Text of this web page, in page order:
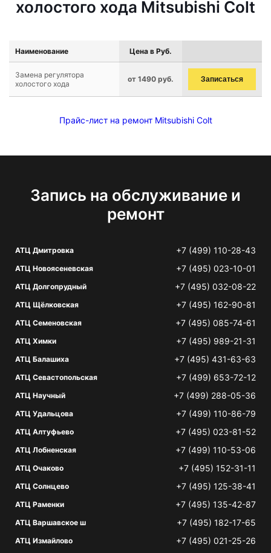
холостого хода Mitsubishi Colt
Наименование Цена в Руб.
Замена регулятора
холостого хода
от 1490 руб. Записаться
Прайс-лист на ремонт Mitsubishi Colt
Запись на обслуживание и
ремонт
АТЦ Дмитровка +7 (499) 110-28-43
АТЦ Новоясеневская +7 (495) 023-10-01
АТЦ Долгопрудный +7 (495) 032-08-22
АТЦ Щёлковская +7 (495) 162-90-81
АТЦ Семеновская +7 (495) 085-74-61
АТЦ Химки +7 (495) 989-21-31
АТЦ Балашиха +7 (495) 431-63-63
АТЦ Севастопольская +7 (499) 653-72-12
АТЦ Научный +7 (499) 288-05-36
АТЦ Удальцова +7 (499) 110-86-79
АТЦ Алтуфьево +7 (495) 023-81-52
АТЦ Лобненская +7 (499) 110-53-06
АТЦ Очаково +7 (495) 152-31-11
АТЦ Солнцево +7 (495) 125-38-41
АТЦ Раменки +7 (495) 135-42-87
АТЦ Варшавское ш +7 (495) 182-17-65
АТЦ Измайлово +7 (495) 021-25-26